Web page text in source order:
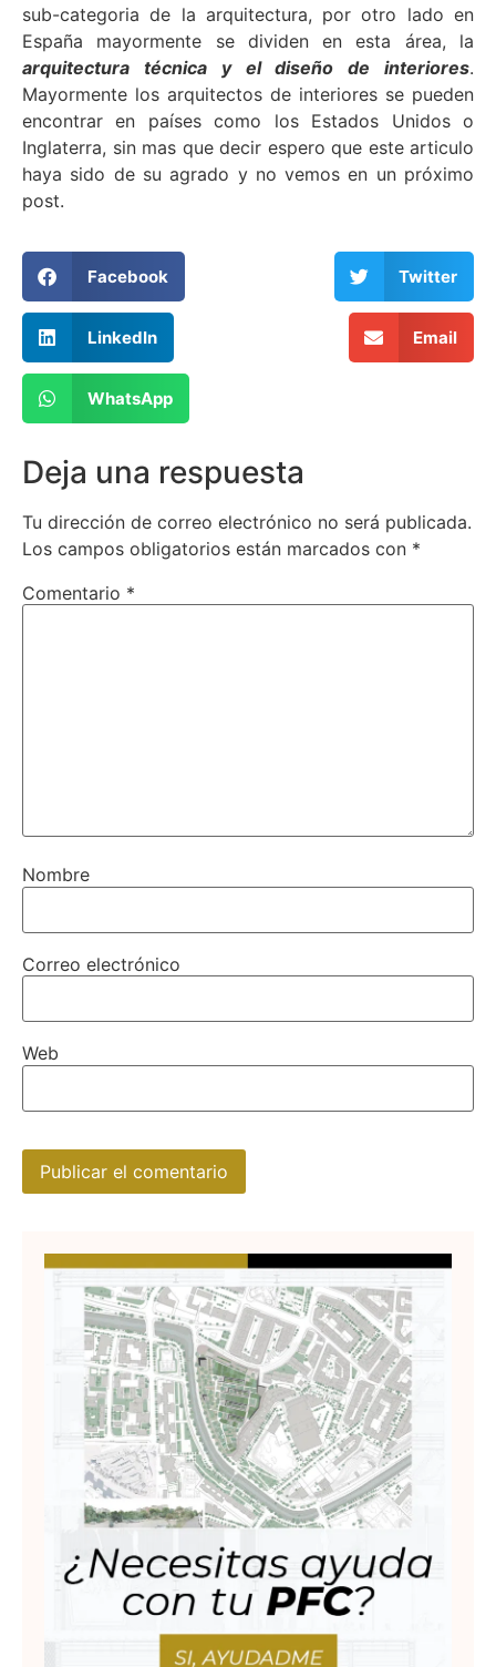
sub-categoria de la arquitectura, por otro lado en
España mayormente se dividen en esta área, la
arquitectura técnica y el diseño de interiores.
Mayormente los arquitectos de interiores se pueden
encontrar en países como los Estados Unidos o
Inglaterra, sin mas que decir espero que este articulo
haya sido de su agrado y no vemos en un próximo
post.
Facebook Twitter
LinkedIn Email
WhatsApp
Deja una respuesta
Tu dirección de correo electrónico no será publicada.
Los campos obligatorios están marcados con *
Comentario *
Nombre
Correo electrónico
Web